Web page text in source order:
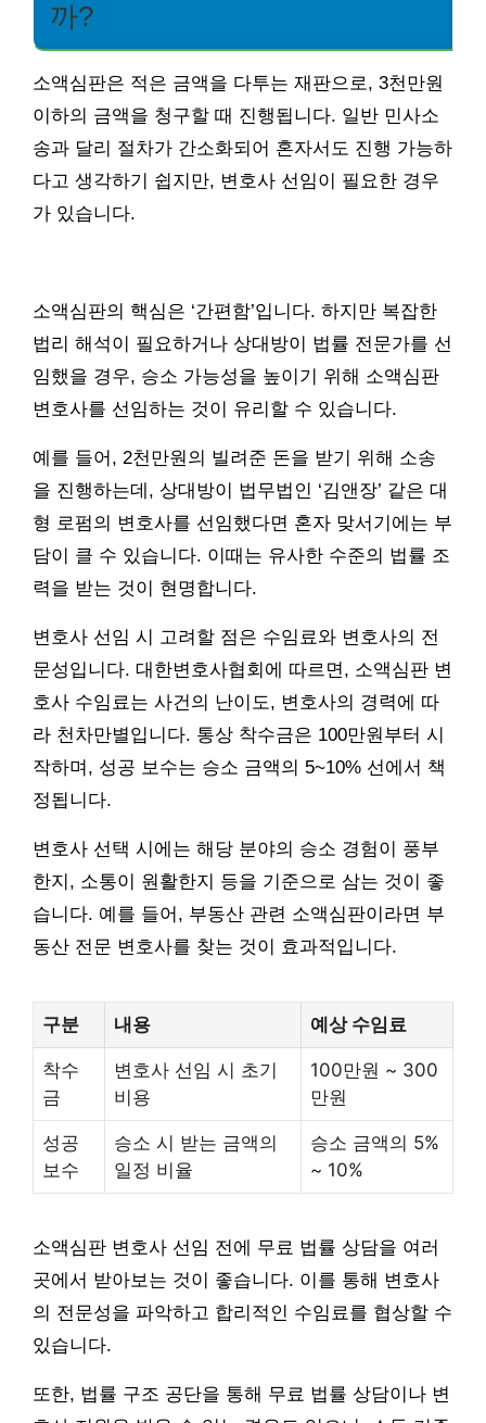
까?
소액심판은 적은 금액을 다투는 재판으로, 3천만원
이하의 금액을 청구할 때 진행됩니다. 일반 민사소
송과 달리 절차가 간소화되어 혼자서도 진행 가능하
다고 생각하기 쉽지만, 변호사 선임이 필요한 경우
가 있습니다.
소액심판의 핵심은 ‘간편함’입니다. 하지만 복잡한
법리 해석이 필요하거나 상대방이 법률 전문가를 선
임했을 경우, 승소 가능성을 높이기 위해 소액심판
변호사를 선임하는 것이 유리할 수 있습니다.
예를 들어, 2천만원의 빌려준 돈을 받기 위해 소송
을 진행하는데, 상대방이 법무법인 ‘김앤장’ 같은 대
형 로펌의 변호사를 선임했다면 혼자 맞서기에는 부
담이 클 수 있습니다. 이때는 유사한 수준의 법률 조
력을 받는 것이 현명합니다.
변호사 선임 시 고려할 점은 수임료와 변호사의 전
문성입니다. 대한변호사협회에 따르면, 소액심판 변
호사 수임료는 사건의 난이도, 변호사의 경력에 따
라 천차만별입니다. 통상 착수금은 100만원부터 시
작하며, 성공 보수는 승소 금액의 5~10% 선에서 책
정됩니다.
변호사 선택 시에는 해당 분야의 승소 경험이 풍부
한지, 소통이 원활한지 등을 기준으로 삼는 것이 좋
습니다. 예를 들어, 부동산 관련 소액심판이라면 부
동산 전문 변호사를 찾는 것이 효과적입니다.
구분 내용 예상 수임료
착수
금
변호사 선임 시 초기
비용
100만원 ~ 300
만원
성공
보수
승소 시 받는 금액의
일정 비율
승소 금액의 5%
~ 10%
소액심판 변호사 선임 전에 무료 법률 상담을 여러
곳에서 받아보는 것이 좋습니다. 이를 통해 변호사
의 전문성을 파악하고 합리적인 수임료를 협상할 수
있습니다.
또한, 법률 구조 공단을 통해 무료 법률 상담이나 변